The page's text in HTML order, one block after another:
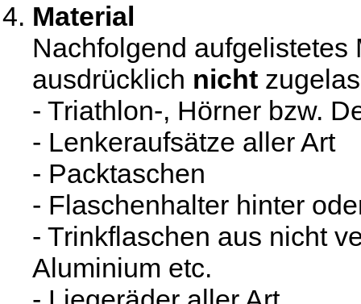
Material
Nachfolgend aufgelistetes
ausdrücklich nicht
- Triathlon-, Hörner bzw.
- Lenkeraufsätze aller Art
- Packtaschen
- Flaschenhalter hinter
- Trinkflaschen aus nicht
Aluminium etc.